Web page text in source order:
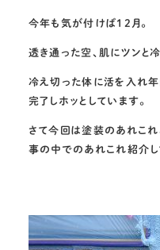
今年も気が付けば12月。
透き通った空、肌にツンと
冷え切った体に活を入れ
完了しホッとしています。
さて今回は塗装のあれこ
事の中でのあれこれ紹介し